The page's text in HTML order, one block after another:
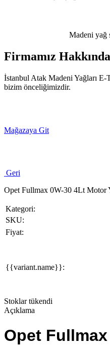
Madeni yağ
Firmamız Hakkında
İstanbul Atak Madeni Yağları E-
bizim önceliğimizdir.
Mağazaya Git
Geri
Opet Fullmax 0W-30 4Lt Motor
Kategori:
SKU:
Fiyat:
{{variant.name}}:
Stoklar tükendi
Açıklama
Opet Fullmax